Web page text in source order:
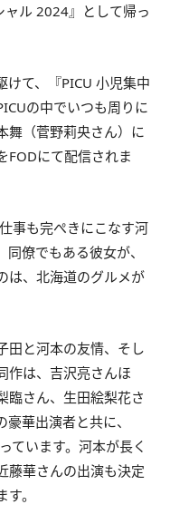
ャル 2024』として帰っ
けて、『PICU 小児集中
の中でいつも周りに
舞（菅野莉央さん）に
FODにて配信されま
事も完ぺきにこなす河
僚でもある彼女が、
は、北海道のグルメが
田と河本の友情、そし
作は、吉沢亮さんほ
臨さん、生田絵梨花さ
華出演者と共に、
ています。河本が長く
藤華さんの出演も決定
。